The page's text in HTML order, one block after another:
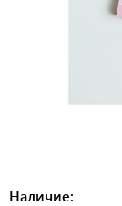
Наличие: